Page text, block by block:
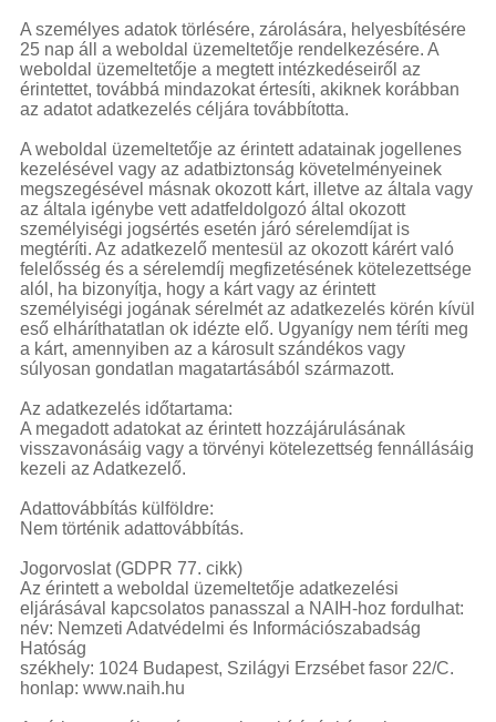
A személyes adatok törlésére, zárolására, helyesbítésére
25 nap áll a weboldal üzemeltetője rendelkezésére. A
weboldal üzemeltetője a megtett intézkedéseiről az
érintettet, továbbá mindazokat értesíti, akiknek korábban
az adatot adatkezelés céljára továbbította.
A weboldal üzemeltetője az érintett adatainak jogellenes
kezelésével vagy az adatbiztonság követelményeinek
megszegésével másnak okozott kárt, illetve az általa vagy
az általa igénybe vett adatfeldolgozó által okozott
személyiségi jogsértés esetén járó sérelemdíjat is
megtéríti. Az adatkezelő mentesül az okozott kárért való
felelősség és a sérelemdíj megfizetésének kötelezettsége
alól, ha bizonyítja, hogy a kárt vagy az érintett
személyiségi jogának sérelmét az adatkezelés körén kívül
eső elháríthatatlan ok idézte elő. Ugyanígy nem téríti meg
a kárt, amennyiben az a károsult szándékos vagy
súlyosan gondatlan magatartásából származott.
Az adatkezelés időtartama:
A megadott adatokat az érintett hozzájárulásának
visszavonásáig vagy a törvényi kötelezettség fennállásáig
kezeli az Adatkezelő.
Adattovábbítás külföldre:
Nem történik adattovábbítás.
Jogorvoslat (GDPR 77. cikk)
Az érintett a weboldal üzemeltetője adatkezelési
eljárásával kapcsolatos panasszal a NAIH-hoz fordulhat:
név: Nemzeti Adatvédelmi és Információszabadság
Hatóság
székhely: 1024 Budapest, Szilágyi Erzsébet fasor 22/C.
honlap: www.naih.hu